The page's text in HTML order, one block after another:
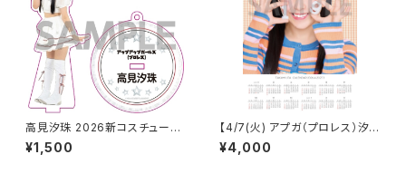
高見汐珠 2026新コスチューム
アクリルスタンドキーホルダー
¥1,500
【4/7(火) アプガ（プロレス）汐
珠生誕】 A3カレンダーポスター
（サイン付き）
¥4,000